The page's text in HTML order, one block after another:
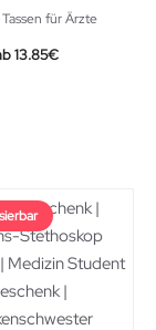
für Ärzte
13.85€